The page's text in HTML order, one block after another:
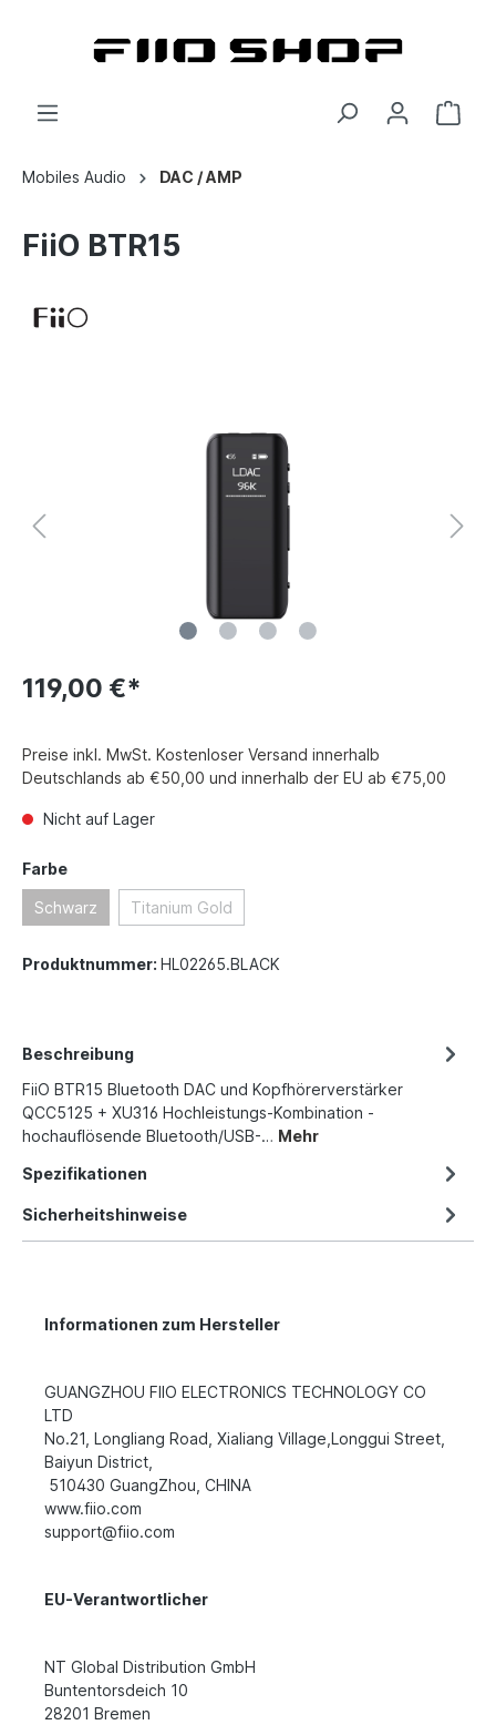
Mobiles Audio DAC / AMP
FiiO BTR15
119,00 €*
Preise inkl. MwSt. Kostenloser Versand innerhalb
Deutschlands ab €50,00 und innerhalb der EU ab €75,00
Nicht auf Lager
Farbe
Schwarz Titanium Gold
Produktnummer: HL02265.BLACK
Beschreibung
FiiO BTR15 Bluetooth DAC und Kopfhörerverstärker
QCC5125 + XU316 Hochleistungs-Kombination -
hochauflösende Bluetooth/USB-… Mehr
Spezifikationen
Sicherheitshinweise
Informationen zum Hersteller
GUANGZHOU FIIO ELECTRONICS TECHNOLOGY CO
LTD
No.21, Longliang Road, Xialiang Village,Longgui Street,
Baiyun District,
510430 GuangZhou, CHINA
www.fiio.com
support@fiio.com
EU-Verantwortlicher
NT Global Distribution GmbH
Buntentorsdeich 10
28201 Bremen